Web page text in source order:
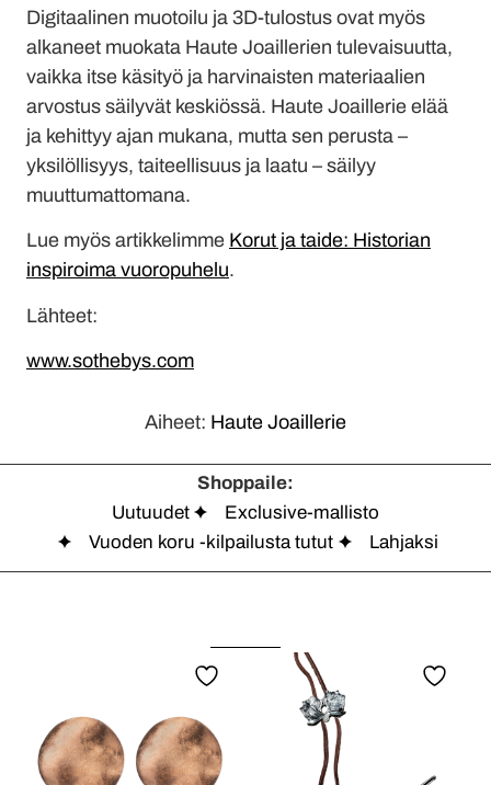
Digitaalinen muotoilu ja 3D-tulostus ovat myös
alkaneet muokata Haute Joaillerien tulevaisuutta,
vaikka itse käsityö ja harvinaisten materiaalien
arvostus säilyvät keskiössä. Haute Joaillerie elää
ja kehittyy ajan mukana, mutta sen perusta –
yksilöllisyys, taiteellisuus ja laatu – säilyy
muuttumattomana.
Lue myös artikkelimme Korut ja taide: Historian
inspiroima vuoropuhelu.
Lähteet:
www.sothebys.com
Aiheet: Haute Joaillerie
Shoppaile:
Uutuudet
Exclusive-mallisto
Vuoden koru -kilpailusta tutut
Lahjaksi